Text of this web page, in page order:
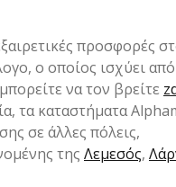
προσφορές
ο οποίος ισχύει από
να τον βρείτε
τα καταστήματα
σε άλλες πόλεις,
της Λεμεσός,